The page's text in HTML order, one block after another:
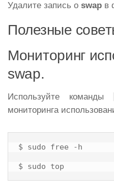
Удалите запись о swap в
Полезные
Мониторинг
swap.
Используйте команды
мониторинга
$ sudo free -h
$ sudo top